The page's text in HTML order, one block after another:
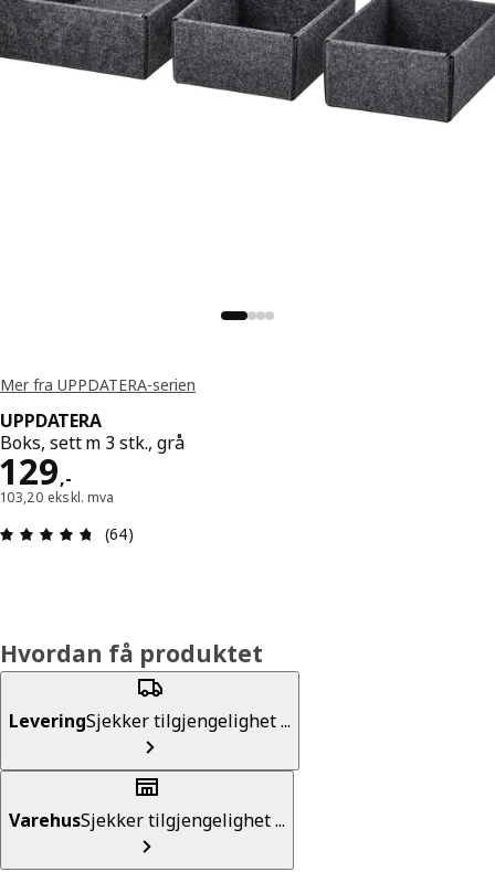
Mer fra UPPDATERA-serien
UPPDATERA
Boks, sett m 3 stk., grå
129,-
Pris 129,-
103,20 ekskl. mva
Produktomtale: 4.7 ingen kundevurdering 5
(64)
Hvordan få produktet
LeveringSjekker tilgjengelighet ...
VarehusSjekker tilgjengelighet ...